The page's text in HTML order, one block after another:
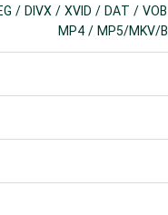
/ DIVX / XVID / DAT /
MP4 / MP5/MKV/